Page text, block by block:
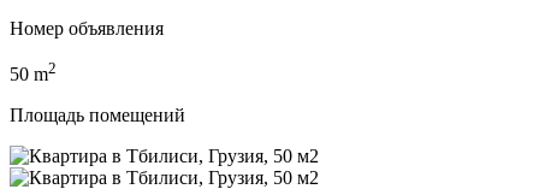
Номер объявления
50 m2
Площадь помещений